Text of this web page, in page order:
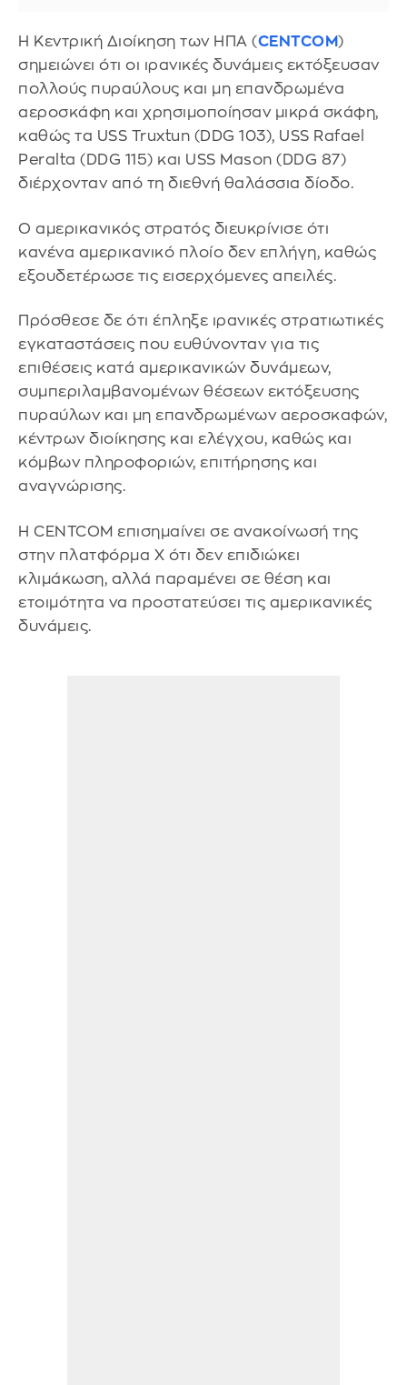
Η Κεντρική Διοίκηση των ΗΠΑ (CENTCOM)
σημειώνει ότι οι ιρανικές δυνάμεις εκτόξευσαν
πολλούς πυραύλους και μη επανδρωμένα
αεροσκάφη και χρησιμοποίησαν μικρά σκάφη,
καθώς τα USS Truxtun (DDG 103), USS Rafael
Peralta (DDG 115) και USS Mason (DDG 87)
διέρχονταν από τη διεθνή θαλάσσια δίοδο.
Ο αμερικανικός στρατός διευκρίνισε ότι
κανένα αμερικανικό πλοίο δεν επλήγη, καθώς
εξουδετέρωσε τις εισερχόμενες απειλές.
Πρόσθεσε δε ότι έπληξε ιρανικές στρατιωτικές
εγκαταστάσεις που ευθύνονταν για τις
επιθέσεις κατά αμερικανικών δυνάμεων,
συμπεριλαμβανομένων θέσεων εκτόξευσης
πυραύλων και μη επανδρωμένων αεροσκαφών,
κέντρων διοίκησης και ελέγχου, καθώς και
κόμβων πληροφοριών, επιτήρησης και
αναγνώρισης.
Η CENTCOM επισημαίνει σε ανακοίνωσή της
στην πλατφόρμα Χ ότι δεν επιδιώκει
κλιμάκωση, αλλά παραμένει σε θέση και
ετοιμότητα να προστατεύσει τις αμερικανικές
δυνάμεις.